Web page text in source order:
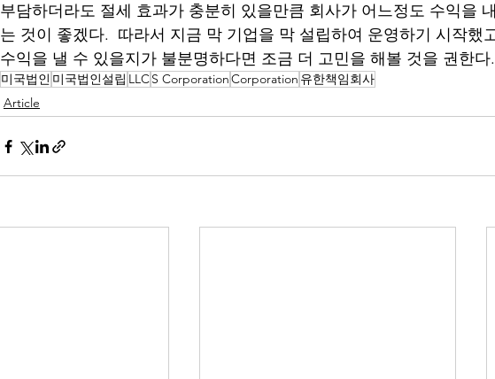
부담하더라도 절세 효과가 충분히 있을만큼 회사가 어느정도 수익을
는 것이 좋겠다.  따라서 지금 막 기업을 막 설립하여 운영하기 시작했
수익을 낼 수 있을지가 불분명하다면 조금 더 고민을 해볼 것을 권한다.
미국법인 미국법인설립 LLCS CorporationCorporation 유한책임회사
Article